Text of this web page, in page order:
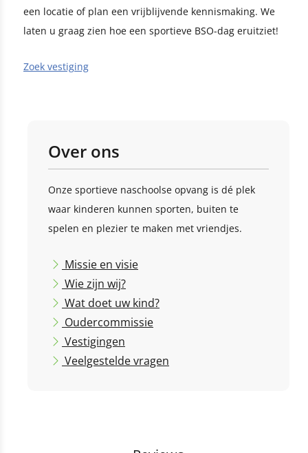
een locatie of plan een vrijblijvende kennismaking. We
laten u graag zien hoe een sportieve BSO-dag eruitziet!
Zoek vestiging
Over ons
Onze sportieve naschoolse opvang is dé plek
waar kinderen kunnen sporten, buiten te
spelen en plezier te maken met vriendjes.
Missie en visie
Wie zijn wij?
Wat doet uw kind?
Oudercommissie
Vestigingen
Veelgestelde vragen